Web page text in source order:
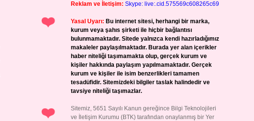
Reklam ve İletişim: Skype: live:.cid.575569c608265c69
Yasal Uyarı: Bu internet sitesi, herhangi bir marka,
kurum veya şahıs şirketi ile hiçbir bağlantısı
bulunmamaktadır. Sitede yalnızca kendi hazırladığımız
makaleler paylaşılmaktadır. Burada yer alan içerikler
haber niteliği taşımamakta olup, gerçek kurum ve
kişiler hakkında paylaşım yapılmamaktadır. Gerçek
kurum ve kişiler ile isim benzerlikleri tamamen
tesadüfidir. Sitemizdeki bilgiler taslak halindedir ve
tavsiye niteliği taşımazlar.
Sitemiz, 5651 Sayılı Kanun gereğince Bilgi Teknolojileri
ve İletişim Kurumu (BTK) tarafından onaylanmış bir Yer